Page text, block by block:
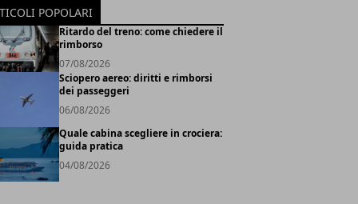
POPOLARI
Ritardo del treno: come chiedere il
rimborso
07/08/2026
Sciopero aereo: diritti e rimborsi
dei passeggeri
06/08/2026
Quale cabina scegliere in crociera:
guida pratica
04/08/2026